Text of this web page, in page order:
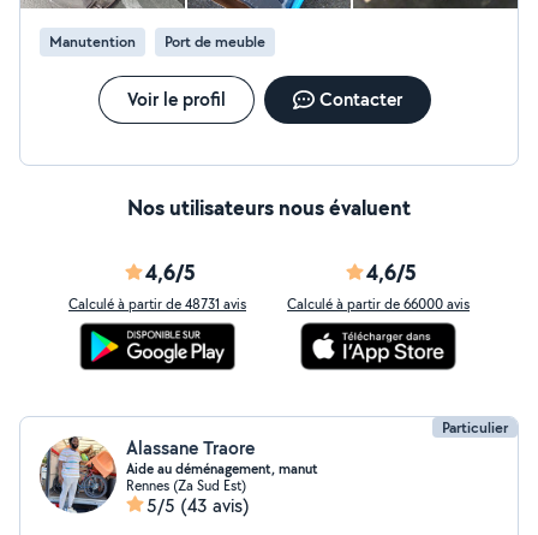
Manutention Port de meuble
Voir le profil Contacter
Nos utilisateurs nous évaluent
4,6/5
Calculé à partir de 48731 avis
4,6/5
Calculé à partir de 66000 avis
Particulier
Alassane Traore
Aide au déménagement, manut
Rennes (Za Sud Est)
5/5 (43 avis)